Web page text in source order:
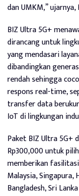
dan UMKM,”
BIZ Ultra 5G+
dirancang untuk
yang mendasari
dibandingkan
rendah sehingga
respons real-time,
transfer data
IoT di lingkungan
Paket BIZ Ultra 5G+
Rp300,000 untuk
memberikan
Malaysia, Singapura,
Bangladesh, Sri